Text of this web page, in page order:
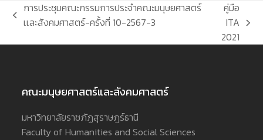
previous
การประชุมคณะกรรมการประจำคณะมนุษยศาสตร์
เเละสังคมศาสตร์-ครั้งที่ 10-2567-3
next
post:
คู่มือ
ITA
2021
คณะมนุษยศาสตร์และสังคมศาสตร์
มหาวิทยาลัยราชภัฏสุราษฎร์ธานี
Faculty of Humanities and Social Sciences